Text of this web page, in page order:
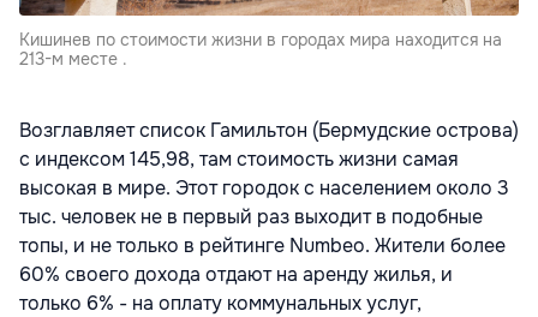
Кишинев по стоимости жизни в городах мира находится на
213-м месте .
Возглавляет список Гамильтон (Бермудские острова)
с индексом 145,98, там стоимость жизни самая
высокая в мире. Этот городок с населением около 3
тыс. человек не в первый раз выходит в подобные
топы, и не только в рейтинге Numbeo. Жители более
60% своего дохода отдают на аренду жилья, и
только 6% - на оплату коммунальных услуг,